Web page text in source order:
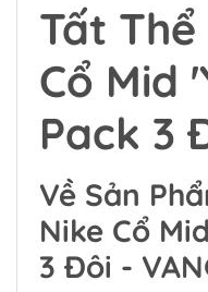
Tất
Cổ Mid
Pack 3
Về Sản
Nike Cổ
3 Đôi -